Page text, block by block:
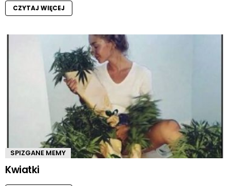
CZYTAJ WIĘCEJ
SPIZGANE MEMY
Kwiatki